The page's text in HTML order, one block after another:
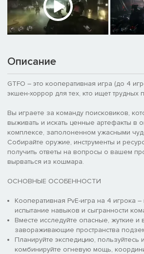
Описание
GTFO – это кооперативная игра (до 4
экшен-хоррор для тех, кто ищет трудных
Вы играете за команду поисковиков,
выживать и искать ценные артефакты в
комплексе, заполоненном ужасными
Собирайте оружие, инструменты и
получить ответы на вопросы о вашем
вырваться из кошмара.
ОСНОВНЫЕ ОСОБЕННОСТИ
Кооперативная PvE-игра на 4 игрока
испытание навыков и сыгранности
Вместе исследуйте опасные, жуткие и
завораживающие пространства
Планируйте экспедицию, пользуйтесь
комбинируйте огневую мощь,